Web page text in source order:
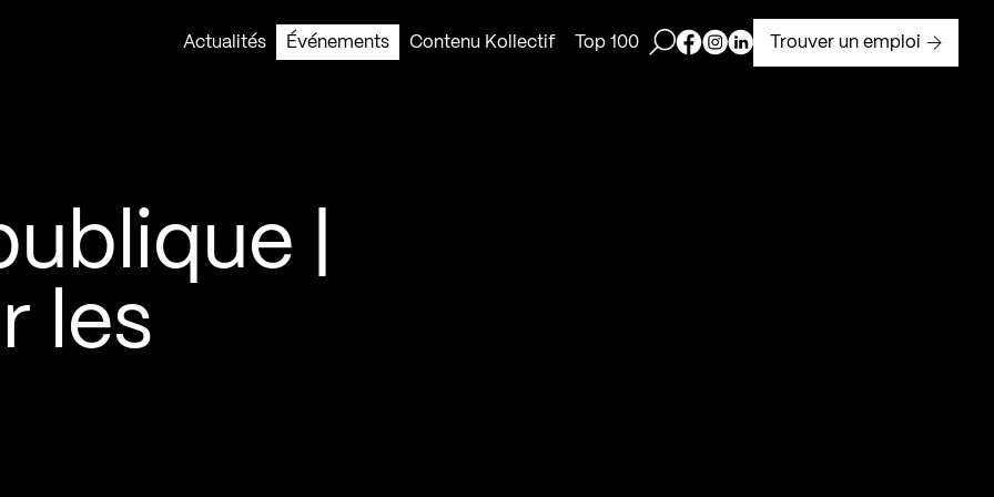
Actualités
Événements Contenu Kollectif Top 100 Ouvrir la barre de recherche
Page Facebook de Kollectif
Page Instagram de Kollectif
Page Linkedin de Kollectif
Trouver un emploi
|
les